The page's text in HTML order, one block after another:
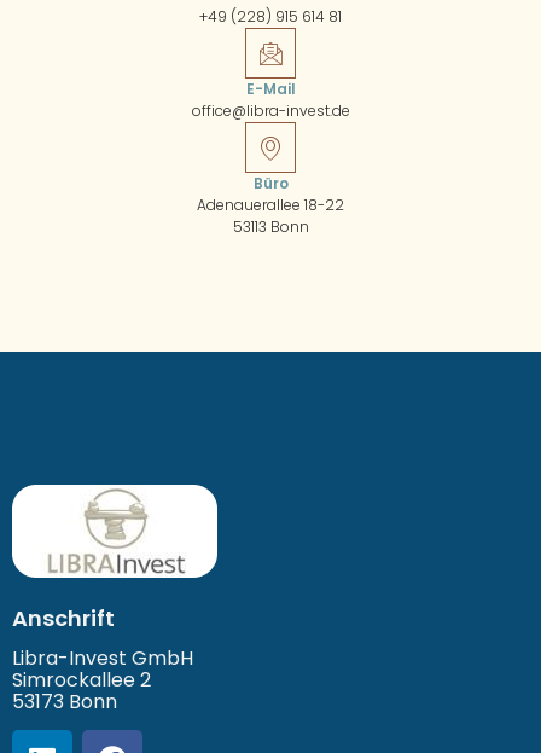
+49 (228) 915 614 81
E-Mail
office@libra-invest.de
Büro
Adenauerallee 18-22
53113 Bonn
Anschrift
Libra-Invest GmbH
Simrockallee 2
53173 Bonn